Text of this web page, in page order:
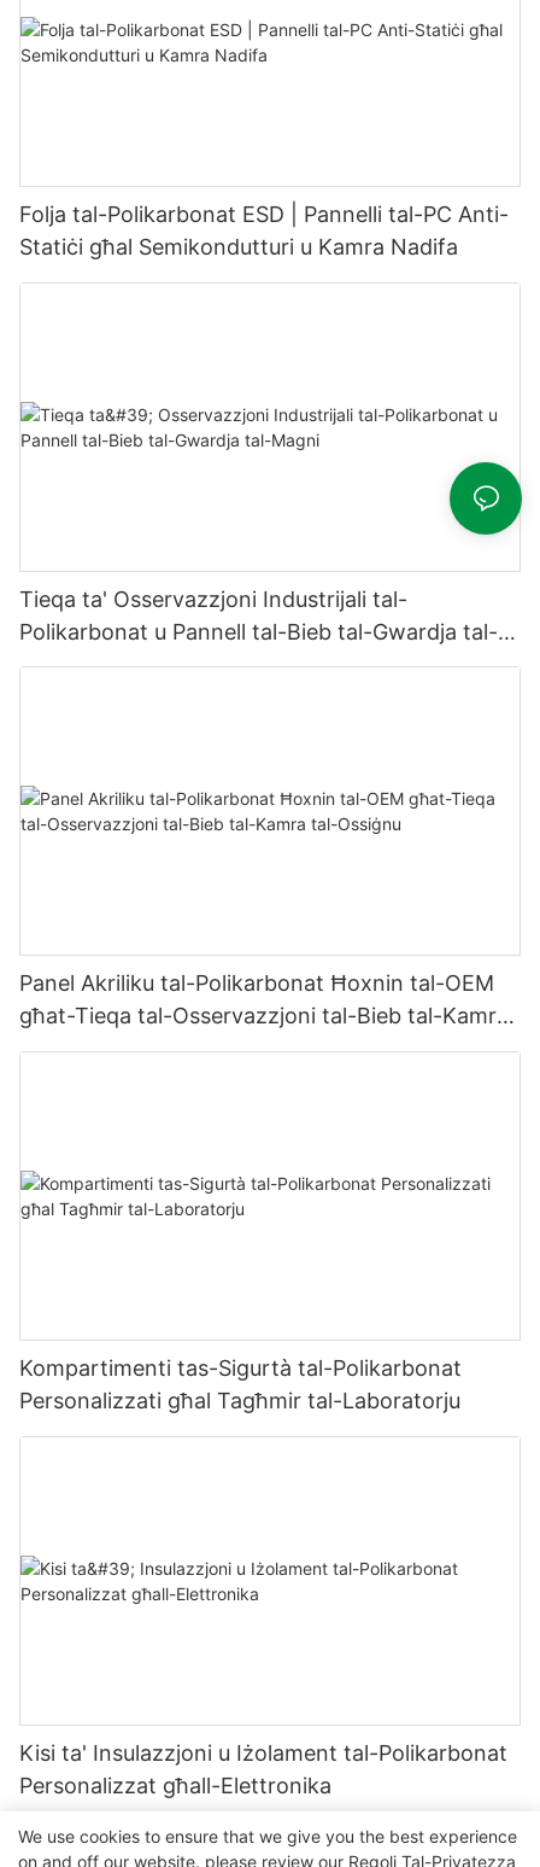
Folja tal-Polikarbonat ESD | Pannelli tal-PC Anti-
Statiċi għal Semikondutturi u Kamra Nadifa
Tieqa ta' Osservazzjoni Industrijali tal-
Polikarbonat u Pannell tal-Bieb tal-Gwardja tal-
Magni
Panel Akriliku tal-Polikarbonat Ħoxnin tal-OEM
għat-Tieqa tal-Osservazzjoni tal-Bieb tal-Kamra
tal-Ossiġnu
Kompartimenti tas-Sigurtà tal-Polikarbonat
Personalizzati għal Tagħmir tal-Laboratorju
Kisi ta' Insulazzjoni u Iżolament tal-Polikarbonat
Personalizzat għall-Elettronika
We use cookies to ensure that we give you the best experience
on and off our website. please review our Regoli Tal-Privatezza